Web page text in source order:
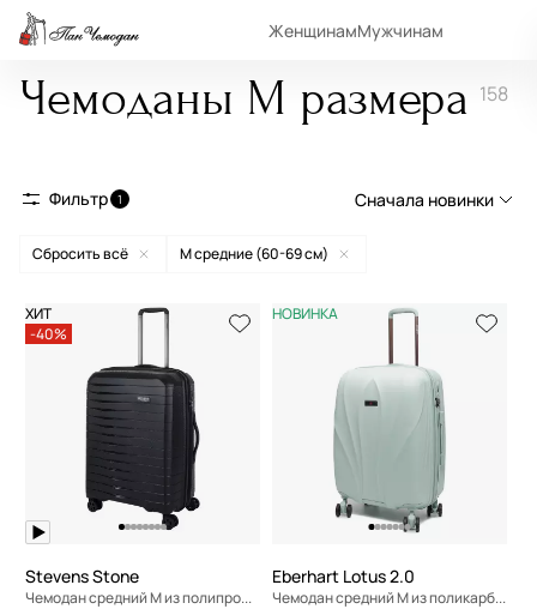
ЖенщинамМужчинам
Чемоданы M размера 158
Фильтр 1 Сначала новинки
Сначала новинки
Сначала популярные
По возрастанию цены
По убыванию цены
По размеру скидки
По скорости доставки
Сбросить всё M средние (60-69 см)
ХИТ
-40%
Stevens Stone
Чемодан средний M из полипропилена
НОВИНКА
Eberhart Lotus 2.0
Чемодан средний M из поликарбоната